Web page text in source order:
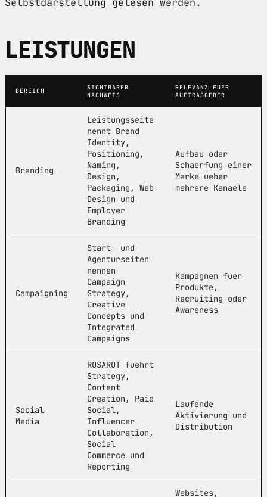
LEISTUNGEN
BEREICH
SICHTBARER
NACHWEIS
RELEVANZ FUER
AUFTRAGGEBER
Branding
Leistungsseite
nennt Brand
Identity,
Positioning,
Naming,
Design,
Packaging, Web
Design und
Employer
Branding
Aufbau oder
Schaerfung einer
Marke ueber
mehrere Kanaele
Campaigning
Start- und
Agenturseiten
nennen
Campaign
Strategy,
Creative
Concepts und
Integrated
Campaigns
Kampagnen fuer
Produkte,
Recruiting oder
Awareness
Social
Media
ROSAROT fuehrt
Strategy,
Content
Creation, Paid
Social,
Influencer
Collaboration,
Social
Commerce und
Reporting
Laufende
Aktivierung und
Distribution
Websites,